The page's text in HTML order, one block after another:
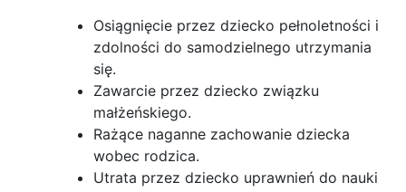
Osiągnięcie przez dziecko pełnoletności i
zdolności do samodzielnego utrzymania
się.
Zawarcie przez dziecko związku
małżeńskiego.
Rażące naganne zachowanie dziecka
wobec rodzica.
Utrata przez dziecko uprawnień do nauki